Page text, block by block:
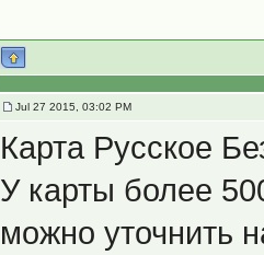
Jul 27 2015, 03:02 PM
Карта Русское
У карты более
можно уточнить